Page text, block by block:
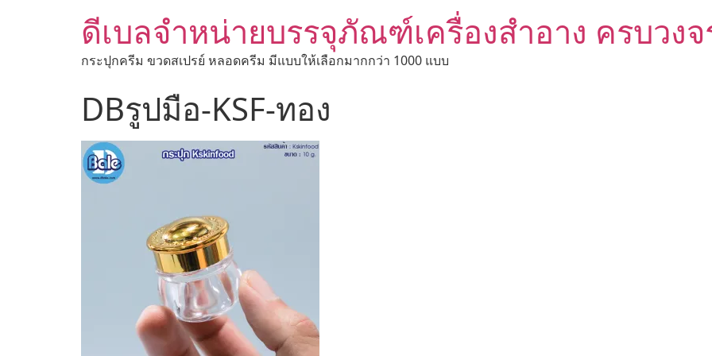
ดีเบลจำหน่ายบรรจุภัณฑ์เครื่องสำอาง ครบวงจ
กระปุกครีม ขวดสเปรย์ หลอดครีม มีแบบให้เลือกมากกว่า 1000 แบบ
DBรูปมือ-KSF-ทอง